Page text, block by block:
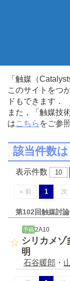
「触媒（
このサイトをつ
ドもできます．
また，「触媒技
はこちら をご参
該当件数
表示件数 10
« 前 1 次
第102回触媒討
予稿 2A10
シリカメゾ
明
石谷暖郎 ・